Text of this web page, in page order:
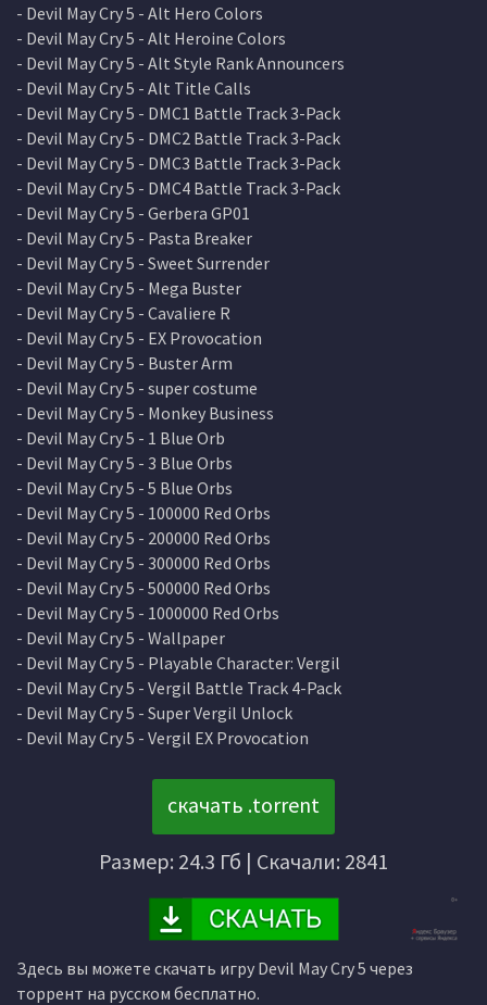
- Devil May Cry 5 - Alt Hero Colors
- Devil May Cry 5 - Alt Heroine Colors
- Devil May Cry 5 - Alt Style Rank Announcers
- Devil May Cry 5 - Alt Title Calls
- Devil May Cry 5 - DMC1 Battle Track 3-Pack
- Devil May Cry 5 - DMC2 Battle Track 3-Pack
- Devil May Cry 5 - DMC3 Battle Track 3-Pack
- Devil May Cry 5 - DMC4 Battle Track 3-Pack
- Devil May Cry 5 - Gerbera GP01
- Devil May Cry 5 - Pasta Breaker
- Devil May Cry 5 - Sweet Surrender
- Devil May Cry 5 - Mega Buster
- Devil May Cry 5 - Cavaliere R
- Devil May Cry 5 - EX Provocation
- Devil May Cry 5 - Buster Arm
- Devil May Cry 5 - super costume
- Devil May Cry 5 - Monkey Business
- Devil May Cry 5 - 1 Blue Orb
- Devil May Cry 5 - 3 Blue Orbs
- Devil May Cry 5 - 5 Blue Orbs
- Devil May Cry 5 - 100000 Red Orbs
- Devil May Cry 5 - 200000 Red Orbs
- Devil May Cry 5 - 300000 Red Orbs
- Devil May Cry 5 - 500000 Red Orbs
- Devil May Cry 5 - 1000000 Red Orbs
- Devil May Cry 5 - Wallpaper
- Devil May Cry 5 - Playable Character: Vergil
- Devil May Cry 5 - Vergil Battle Track 4-Pack
- Devil May Cry 5 - Super Vergil Unlock
- Devil May Cry 5 - Vergil EX Provocation
скачать .torrent
Размер: 24.3 Гб | Скачали: 2841
Здесь вы можете скачать игру Devil May Cry 5 через
торрент на русском бесплатно.